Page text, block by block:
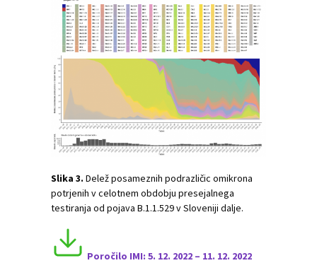
Slika 3. Delež posameznih podrazličic omikrona
potrjenih v celotnem obdobju presejalnega
testiranja od pojava B.1.1.529 v Sloveniji dalje.
Poročilo IMI: 5. 12. 2022 – 11. 12. 2022